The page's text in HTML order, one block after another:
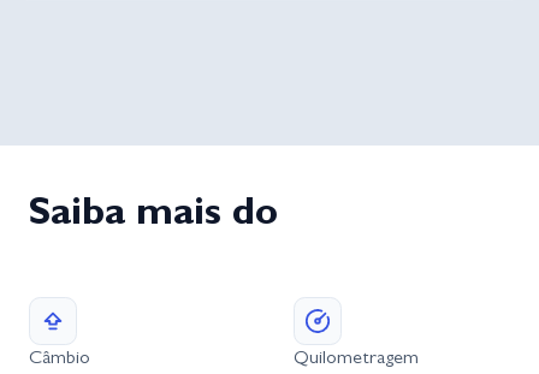
Saiba mais do
Câmbio Quilometragem